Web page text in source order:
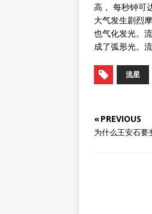
高， 每秒钟可
大气发生剧烈
也气化发光。
成了弧形光。
流星
« PREVIOUS
为什么王安石要